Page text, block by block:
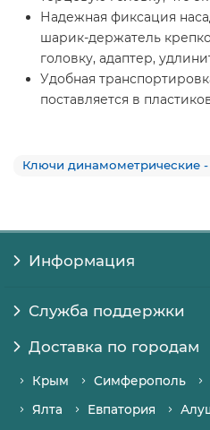
Надежная фиксация
шарик-держатель
головку, адаптер,
Удобная
поставляется в
Ключи динамометрические -
Информация
Служба поддержки
Доставка по городам
Крым Симферополь
Ялта
Евпатория